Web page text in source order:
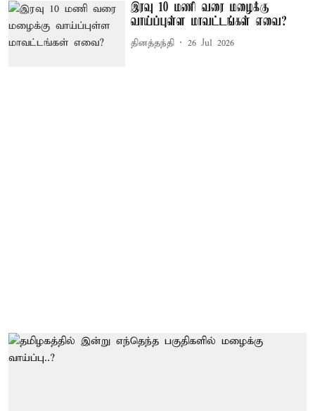
இரவு 10 மணி வரை மழைக்கு
வாய்ப்புள்ள மாவட்டங்கள் எவை?
தினத்தந்தி 26 Jul 2026